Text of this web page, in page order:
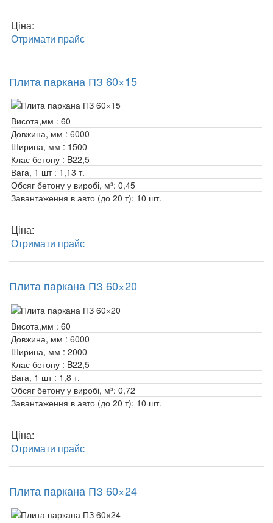
Ціна:
Отримати прайс
Плита паркана ПЗ 60×15
Висота,мм : 60
Довжина, мм : 6000
Ширина, мм : 1500
Клас бетону : B22,5
Вага, 1 шт : 1,13 т.
Обсяг бетону у виробі, м³: 0,45
Завантаження в авто (до 20 т): 10 шт.
Ціна:
Отримати прайс
Плита паркана ПЗ 60×20
Висота,мм : 60
Довжина, мм : 6000
Ширина, мм : 2000
Клас бетону : B22,5
Вага, 1 шт : 1,8 т.
Обсяг бетону у виробі, м³: 0,72
Завантаження в авто (до 20 т): 10 шт.
Ціна:
Отримати прайс
Плита паркана ПЗ 60×24